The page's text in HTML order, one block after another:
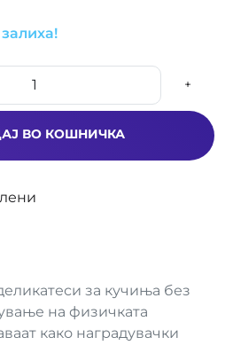
+
ВО КОШНИЧКА
за кучиња без
на физичката
како наградувачки